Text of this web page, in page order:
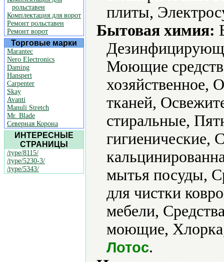
рольставен
Комплектация для ворот
Ремонт рольставен
Ремонт ворот
Торговые марки
Marantec
Nero Electronics
Daming
Hanspert
Carpenter
Skay
Avanti
Manuli Stretch
Mr. Blade
Северная Корона
ИНТЕРЕСНЫЕ
СТРАНИЦЫ
/type/8115/
/type/5230-3/
/type/5343/
плиты,
Бытовая химия:
Моющие
хозяйственное,
тканей,
стиральные,
гигиенические,
мытья посуды,
для чистки
мебели,
моющие,
Лотос.